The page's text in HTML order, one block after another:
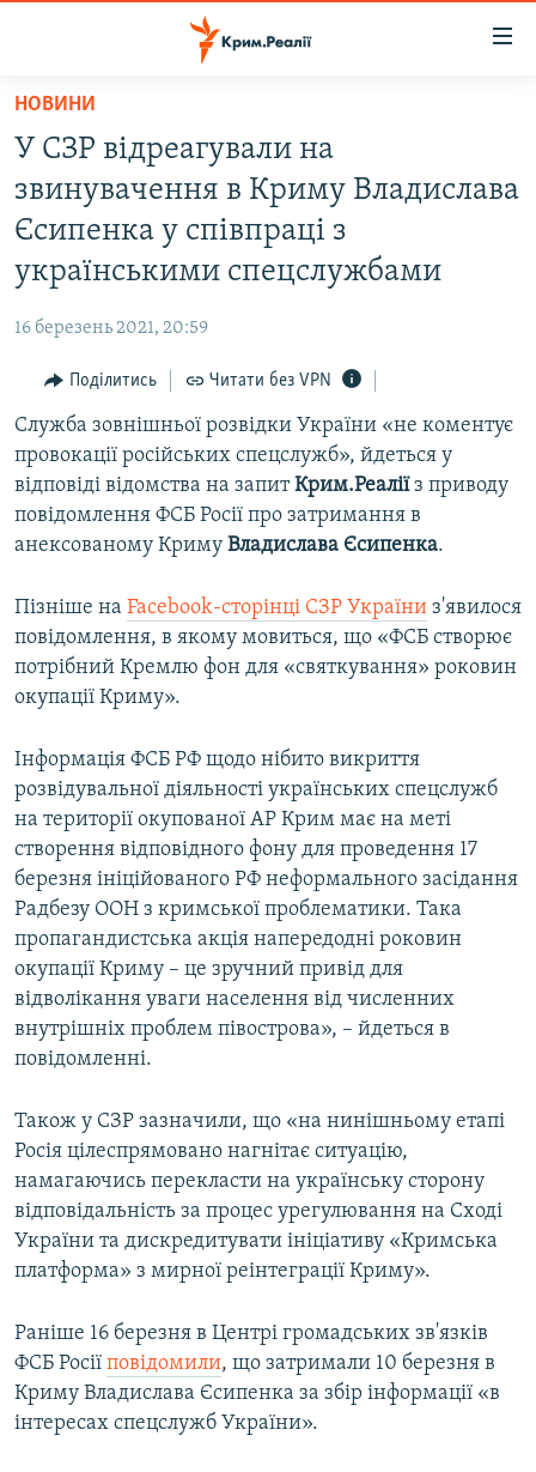
Перейти
основного
матеріалу
Перейти
до
основної
Перейти
пошуку
ВОДА.КРИМ
ВІДЕО ТА ФОТО
ПОЛІТИКА
ПОГЛЯД
ІНТЕРВ'Ю
ВСЕ ЗА ДЕНЬ
СПЕЦПРОЕКТИ
ДЕПОРТАЦІЯ
ВІДЕОУРОКИ «ELIFBE»
СВІДЧЕННЯ ОКУПАЦІЇ
УКРАЇНСЬКА ПРОБЛЕМА КРИМУ
ІНФОГРАФІКА
ЯК ОБІЙТИ БЛОКУВАННЯ
ДОЛУЧАЙСЯ!
Усі сайти RFE/RL
НОВИНИ
У СЗР відреагували на
звинувачення в Криму Владислава
Єсипенка у співпраці з
українськими спецслужбами
16 березень 2021, 20:59
Поділитись Читати без VPN
Служба зовнішньої розвідки України «не коментує
провокації російських спецслужб», йдеться у
відповіді відомства на запитКрим.Реаліїз приводу
повідомлення ФСБ Росії про затримання в
анексованому Криму Владислава Єсипенка.
Пізніше на Facebook-сторінці СЗР України з'явилося
повідомлення, в якому мовиться, що «ФСБ створює
потрібний Кремлю фон для «святкування» роковин
окупації Криму».
Інформація ФСБ РФ щодо нібито викриття
розвідувальної діяльності українських спецслужб
на території окупованої АР Крим має на меті
створення відповідного фону для проведення 17
березня ініційованого РФ неформального засідання
Радбезу ООН з кримської проблематики. Така
пропагандистська акція напередодні роковин
окупації Криму – це зручний привід для
відволікання уваги населення від численних
внутрішніх проблем півострова», – йдеться в
повідомленні.
Також у СЗР зазначили, що «на нинішньому етапі
Росія цілеспрямовано нагнітає ситуацію,
намагаючись перекласти на українську сторону
відповідальність за процес урегулювання на Сході
України та дискредитувати ініціативу «Кримська
платформа» з мирної реінтеграції Криму».
Раніше 16 березня в Центрі громадських зв'язків
ФСБ Росії повідомили, що затримали 10 березня в
Криму Владислава Єсипенка за збір інформації «в
інтересах спецслужб України».